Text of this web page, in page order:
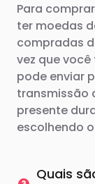
Para
ter moedas
compradas
vez que
pode enviar
transmissão
presente
escolhendo
Quais